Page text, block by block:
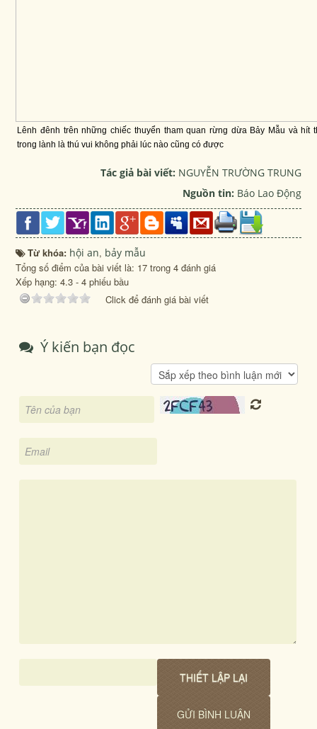
Lênh đênh trên những chiếc thuyển tham quan rừng dừa Bảy Mẫu và hít
trong lành là thú vui không phải lúc nào cũng có được
Tác giả bài viết: NGUYỄN TRƯỜNG TRUNG
Nguồn tin: Báo Lao Động
Từ khóa: hội an, bảy mẫu
Tổng số điểm của bài viết là: 17 trong 4 đánh giá
Xếp hạng:4.3 -4 phiếu bầu
Click để đánh giá bài viết
Ý kiến bạn đọc